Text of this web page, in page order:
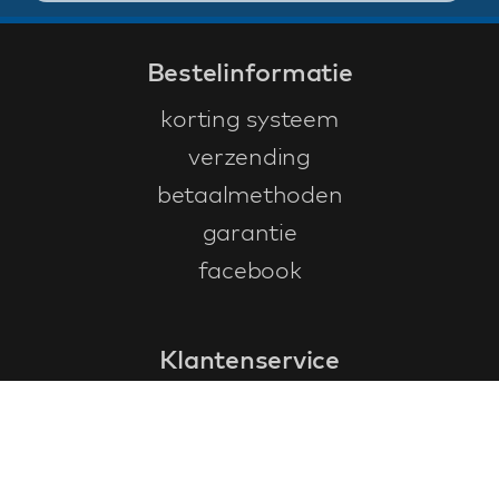
Bestelinformatie
korting systeem
verzending
betaalmethoden
garantie
facebook
Klantenservice